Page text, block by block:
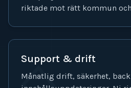
riktade mot rätt kommun
Support & drift
Månatlig drift, säkerhet,